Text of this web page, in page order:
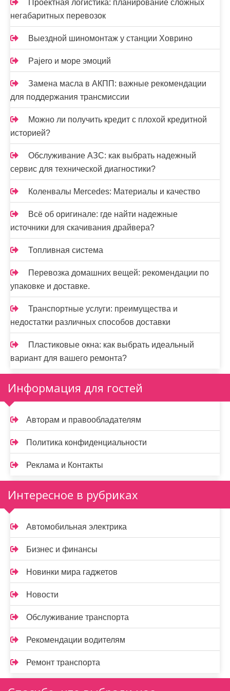
и
с
я
м
Проектная логистика: планирование сложных
негабаритных перевозок
Выездной шиномонтаж у станции Ховрино
Pajero и море эмоций
Замена масла в АКПП: важные рекомендации
для поддержания трансмиссии
Можно ли получить кредит с плохой кредитной
историей?
Обслуживание АЗС: как выбрать надежный
сервис для технической диагностики?
Коленвалы Mercedes: Материалы и качество
Всё об оригинале: где найти надежные
источники для скачивания драйвера?
Топливная система
Перевозка домашних вещей: рекомендации по
упаковке и доставке.
Транспортные услуги: преимущества и
недостатки различных способов доставки
Пластиковые окна: как выбрать идеальный
вариант для вашего ремонта?
Информация для гостей
Авторам и правообладателям
Политика конфиденциальности
Реклама и Контакты
Интересное в рубриках
Автомобильная электрика
Бизнес и финансы
Новинки мира гаджетов
Новости
Обслуживание транспорта
Рекомендации водителям
Ремонт транспорта